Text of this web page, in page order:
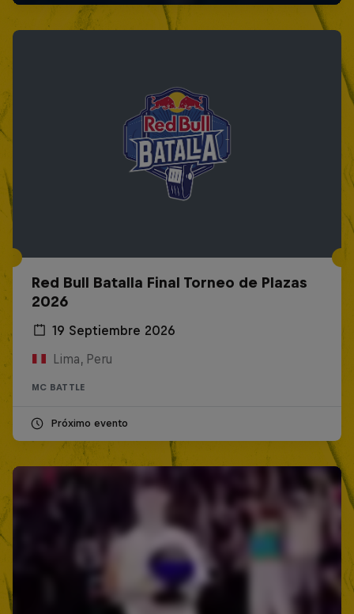
Red Bull Batalla Final Torneo de Plazas
2026
19 Septiembre 2026
Lima, Peru
MC BATTLE
Próximo evento